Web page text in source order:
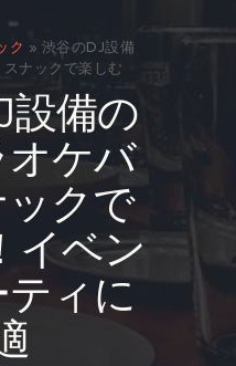
ク » 渋谷のDJ設備
ナックで楽しむ
設備の
ケバ
クで
イベン
ティに